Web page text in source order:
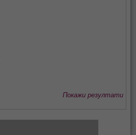
Покажи резултати